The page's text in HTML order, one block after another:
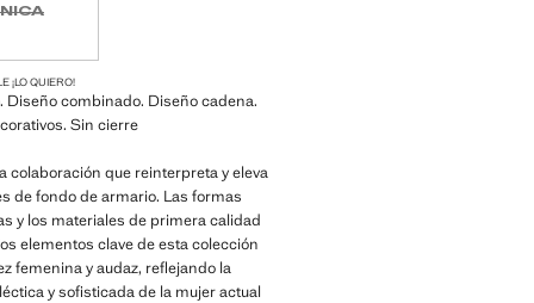
¡Lo quiero!
¡LO QUIERO!
Diseño combinado. Diseño cadena.
Sin cierre
colaboración que reinterpreta y eleva
de fondo de armario. Las formas
y los materiales de primera calidad
elementos clave de esta colección
femenina y audaz, reflejando la
y sofisticada de la mujer actual